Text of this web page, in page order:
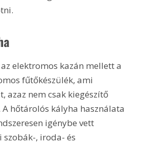
elektromos kazán mellett a
fűtőkészülék, ami
azaz nem csak kiegészítő
hőtárolós kályha használata
igénybe vett
, iroda- és